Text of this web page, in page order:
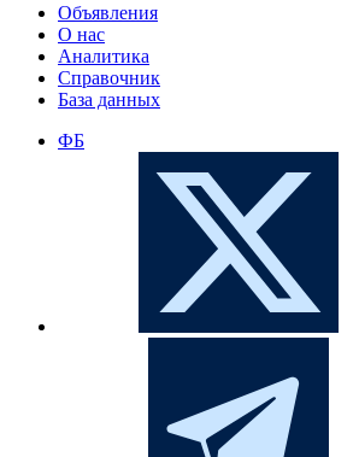
Объявления
О нас
Аналитика
Справочник
База данных
ФБ